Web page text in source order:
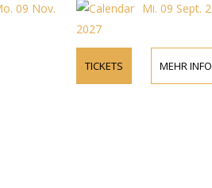
09 Nov.
Mi. 09 Sept.
2027
TICKETS MEHR